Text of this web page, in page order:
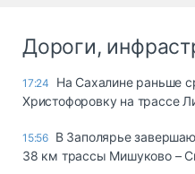
Дороги,
17:24
На Сахалине раньше
Христофоровку на трассе
15:56 В Заполярье
38 км трассы Мишуково –